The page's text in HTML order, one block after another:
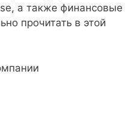
а также финансовые
прочитать в этой